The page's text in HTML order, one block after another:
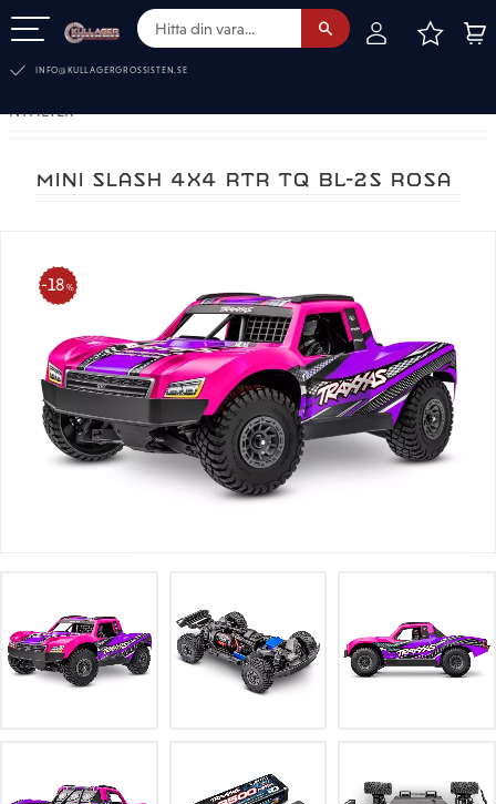
INFO@KULLAGERGROSSISTEN.SE
NYHETER
MINI SLASH 4X4 RTR TQ BL-2S ROSA
18 %